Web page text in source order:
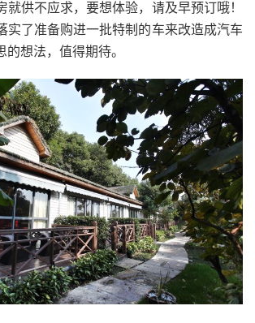
就供不应求，要想体验，请及早预订哦！
实了准备购进一批特制的车来改造成汽车
想法，值得期待。